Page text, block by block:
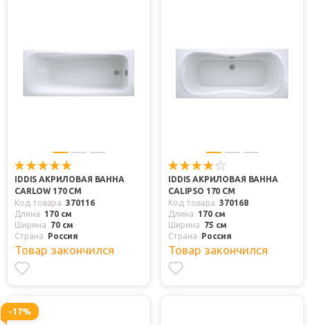
IDDIS АКРИЛОВАЯ ВАННА
CARLOW 170 СМ
Код товара 370116
Длина
170 см
Ширина
70 см
Страна
Россия
Товар закончился
IDDIS АКРИЛОВАЯ ВАННА
CALIPSO 170 СМ
Код товара 370168
Длина
170 см
Ширина
75 см
Страна
Россия
Товар закончился
-17%